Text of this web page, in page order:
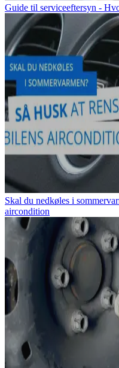
Guide til serviceeftersyn -
Skal du nedkøles i
aircondition